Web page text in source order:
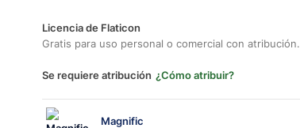
Licencia de Flaticon
Gratis para uso personal o comercial con atribución.
Se requiere atribución ¿Cómo atribuir?
Magnific